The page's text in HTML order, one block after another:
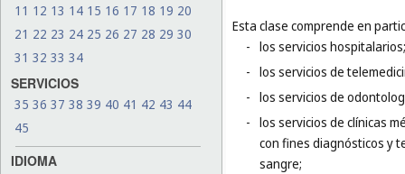
11 12 13 14 15 16 17 18 19 20
21 22 23 24 25 26 27 28 29 30
31 32 33 34
SERVICIOS
35 36 37 38 39 40 41 42 43 44
45
IDIOMA
Esta clase comprende en
- los servicios hospitalarios;
- los servicios de
- los servicios de
- los servicios de clínicas
con fines diagnósticos y
sangre;